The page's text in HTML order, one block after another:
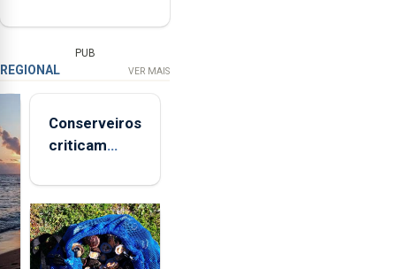
PUB
REGIONAL VER MAIS
Conserveiros
criticam
brancas com
selo Marca
Açores